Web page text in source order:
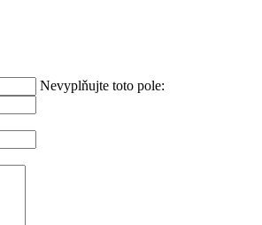
Nevyplňujte toto pole: